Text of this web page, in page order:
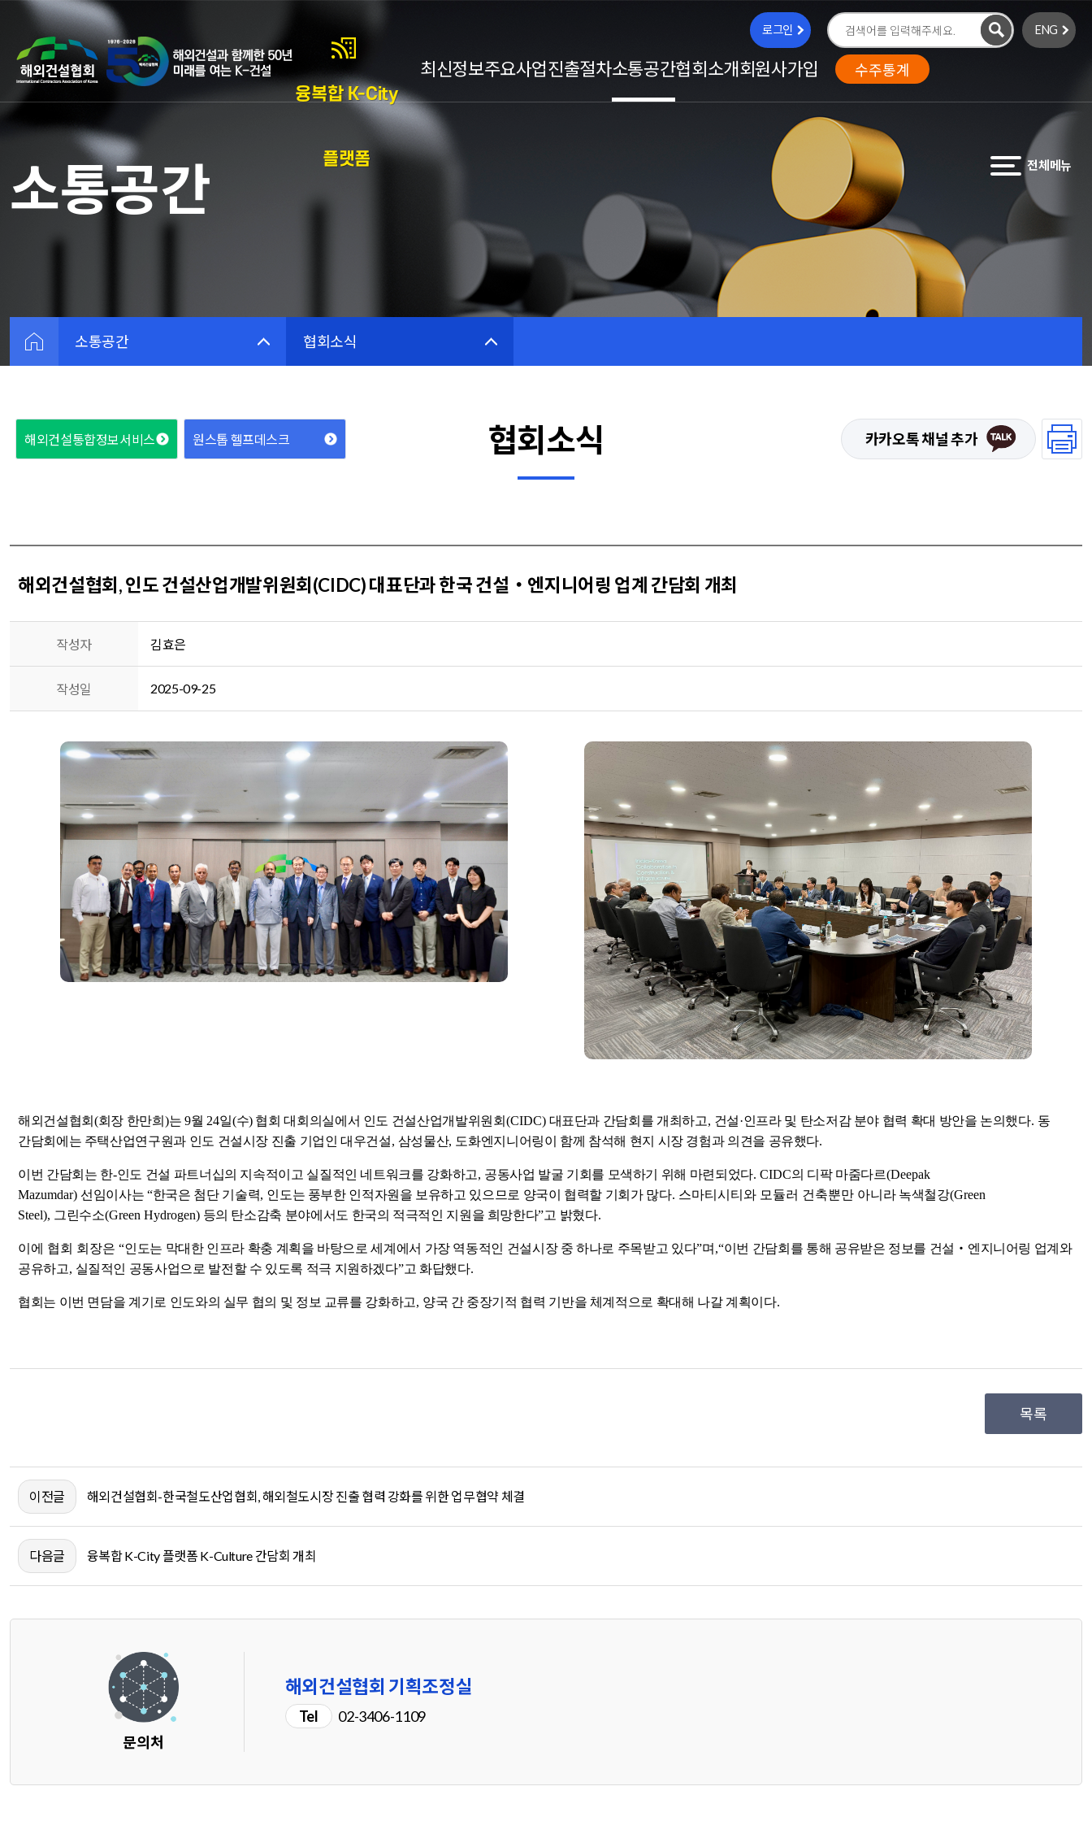
융복합 K-City
플랫폼
최신정보주요사업진출절차소통공간협회소개회원사가입 수주통계
로그인
검
ENG
전체메뉴
소통공간
소통공간 협회소식
해외건설통합정보서비스 원스톱 헬프데스크 협회소식 카카오톡 채널 추가
해외건설협회, 인도 건설산업개발위원회(CIDC) 대표단과 한국 건설‧엔지니어링 업계 간담회 개최
작성자 김효은
작성일 2025-09-25
해외건설협회 (회장 한만희 )는 9월 24일(수) 협회 대회의실에서 인도 건설산업개발위원회 (CIDC) 대표단과 간담회를 개최하고, 건설·인프라 및 탄소저감 분야 협력 확대 방안을 논의했다. 동
간담회에는 주택산업연구원과인도 건설시장 진출 기업인 대우건설, 삼성물산, 도화엔지니어링이 함께 참석해 현지 시장 경험과 의견을 공유했다.
이번 간담회는 한-인도 건설 파트너십의 지속적이고 실질적인 네트워크를 강화하고, 공동사업 발굴 기회를 모색하기 위해 마련되었다. CIDC의 디팍 마줌다르(Deepak
Mazumdar) 선임이사는 “한국은 첨단 기술력, 인도는 풍부한 인적자원을 보유하고 있으므로 양국이 협력할 기회가 많다. 스마티시티와 모듈러 건축뿐만 아니라녹색철강(Green
Steel), 그린수소(Green Hydrogen) 등의 탄소감축 분야에서도 한국의 적극적인 지원을 희망한다”고 밝혔다.
이에 협회 회장은 “인도는 막대한 인프라 확충 계획을 바탕으로 세계에서 가장 역동적인 건설시장 중 하나로 주목받고 있다”며 ,“이번 간담회를 통해 공유받은 정보를 건설 ‧ 엔지니어링 업계와
공유하고, 실질적인 공동사업으로 발전할 수 있도록 적극 지원하겠다”고 화답했다.
협회는 이번 면담을 계기로 인도와의 실무 협의 및 정보 교류를 강화하고, 양국 간 중장기적 협력 기반을 체계적으로 확대해 나갈 계획이다.
목록
이전글 해외건설협회-한국철도산업협회, 해외철도시장 진출 협력 강화를 위한 업무협약 체결
다음글 융복합 K-City 플랫폼 K-Culture 간담회 개최
문의처
해외건설협회 기획조정실
Tel 02-3406-1109